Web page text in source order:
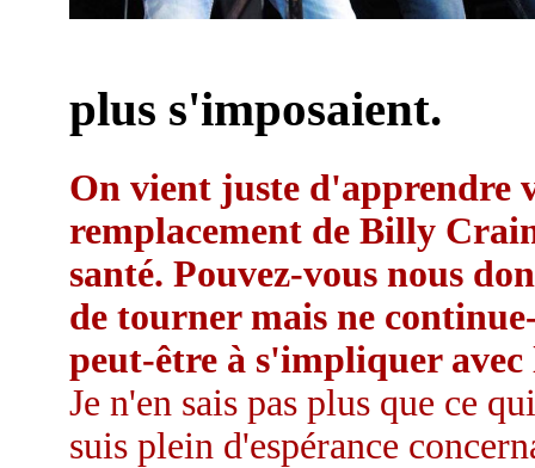
plus s'imposaient.
On vient juste d'apprendre
remplacement de Billy
santé. Pouvez-vous nous
de tourner mais ne
peut-être à s'impliquer
Je n'en sais pas plus que ce
suis plein d'espérance